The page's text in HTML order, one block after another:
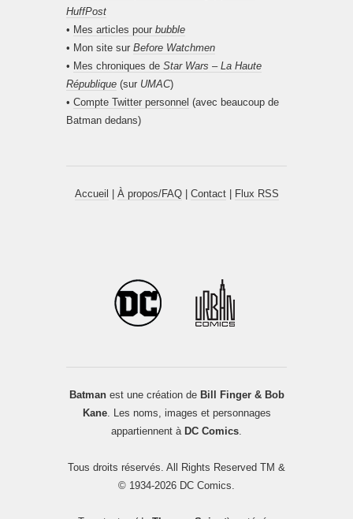
HuffPost
• Mes articles pour bubble
• Mon site sur Before Watchmen
• Mes chroniques de Star Wars – La Haute
République (sur UMAC)
• Compte Twitter personnel (avec beaucoup de
Batman dedans)
Accueil À propos/FAQ| Contact| Flux RSS
Batmanest une création de Bill Finger & Bob
Kane. Les noms, images et personnages
appartiennent à DC Comics.
Tous droits réservés. All Rights Reserved TM &
© 1934-2026 DC Comics.